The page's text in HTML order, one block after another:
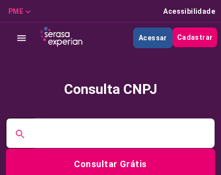
PME Acessibilidade
Acessar Cadastrar
Consulta CNPJ
Consultar Grátis